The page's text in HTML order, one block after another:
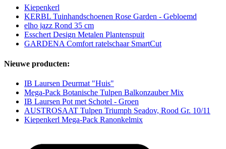
Kiepenkerl
KERBL Tuinhandschoenen Rose Garden - Gebloemd
elho jazz Rond 35 cm
Esschert Design Metalen Plantenspuit
GARDENA Comfort ratelschaar SmartCut
Nieuwe producten:
IB Laursen Deurmat "Huis"
Mega-Pack Botanische Tulpen Balkonzauber Mix
IB Laursen Pot met Schotel - Groen
AUSTROSAAT Tulpen Triumph Seadov, Rood Gr. 10/11
Kiepenkerl Mega-Pack Ranonkelmix